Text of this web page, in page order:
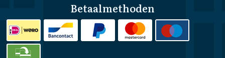
Betaalmethoden